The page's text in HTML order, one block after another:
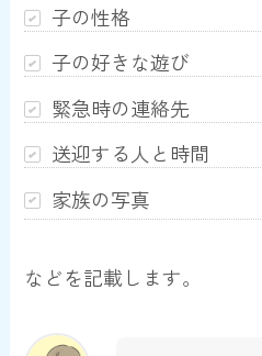
子の性格
子の好きな遊び
緊急時の連絡先
送迎する人と時間
家族の写真
などを記載します。